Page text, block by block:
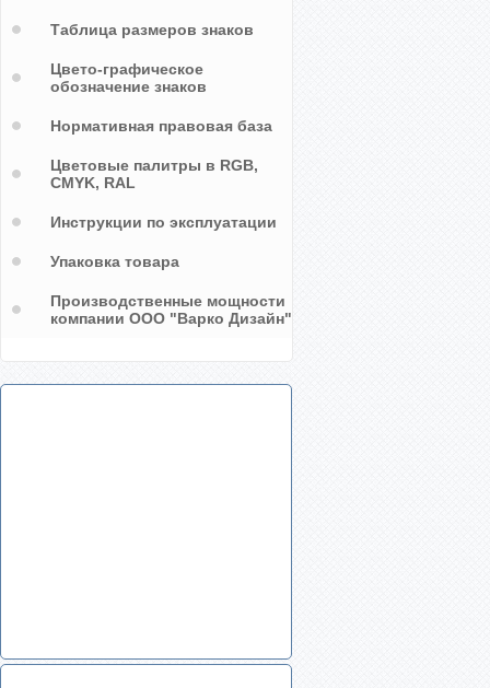
Таблица размеров знаков
Цвето-графическое
обозначение знаков
Нормативная правовая база
Цветовые палитры в RGB,
CMYK, RAL
Инструкции по эксплуатации
Упаковка товара
Производственные мощности
компании ООО "Варко Дизайн"